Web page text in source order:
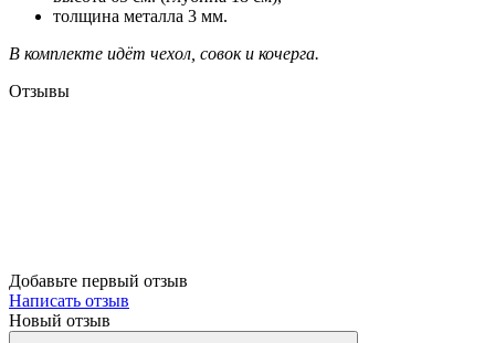
толщина металла 3 мм.
В комплекте идёт чехол, совок и кочерга.
Отзывы
Добавьте первый отзыв
Написать отзыв
Новый отзыв